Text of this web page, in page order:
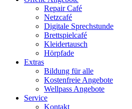
Repair Café
Netzcafé
Digitale Sprechstunde
Brettspielcafé
Kleidertausch
Hörpfade
Extras
Bildung für alle
Kostenfreie Angebote
Wellpass Angebote
Service
Kontakt